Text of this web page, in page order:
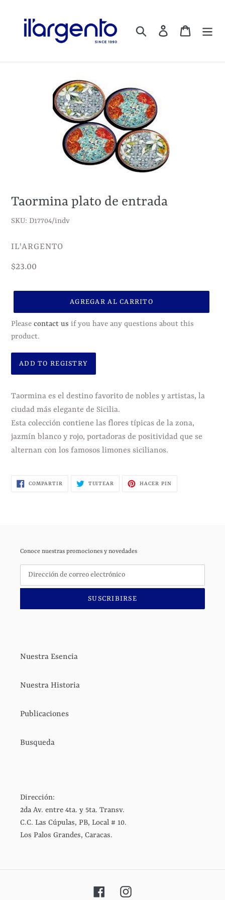
directamente
Buscar IngresarCarrito
Taormina plato de entrada
SKU: D17704/indv
VENDEDOR
IL'ARGENTO
Precio
$23.00
AGREGAR AL CARRITO
Please contact us if you have any questions about this
product.
el
producto
a
carrito
Taormina es el destino favorito de nobles y artistas, la
ciudad más elegante de Sicilia.
Esta colección contiene las flores típicas de la zona,
jazmín blanco y rojo, portadoras de positividad que se
alternan con los famosos limones sicilianos.
COMPARTIR COMPARTIRTUITEAR TUITEARHACER PINPINEAR
Conoce nuestras promociones y novedades
SUSCRIBIRSE
Nuestra Esencia
Nuestra Historia
Publicaciones
Busqueda
Dirección:
2da Av. entre 4ta. y 5ta. Transv.
C.C. Las Cúpulas, PB, Local # 10.
Los Palos Grandes, Caracas.
FacebookInstagram